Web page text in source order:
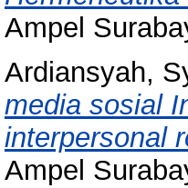
Ampel
Ardiansyah,
media sosial
interpersonal
Ampel